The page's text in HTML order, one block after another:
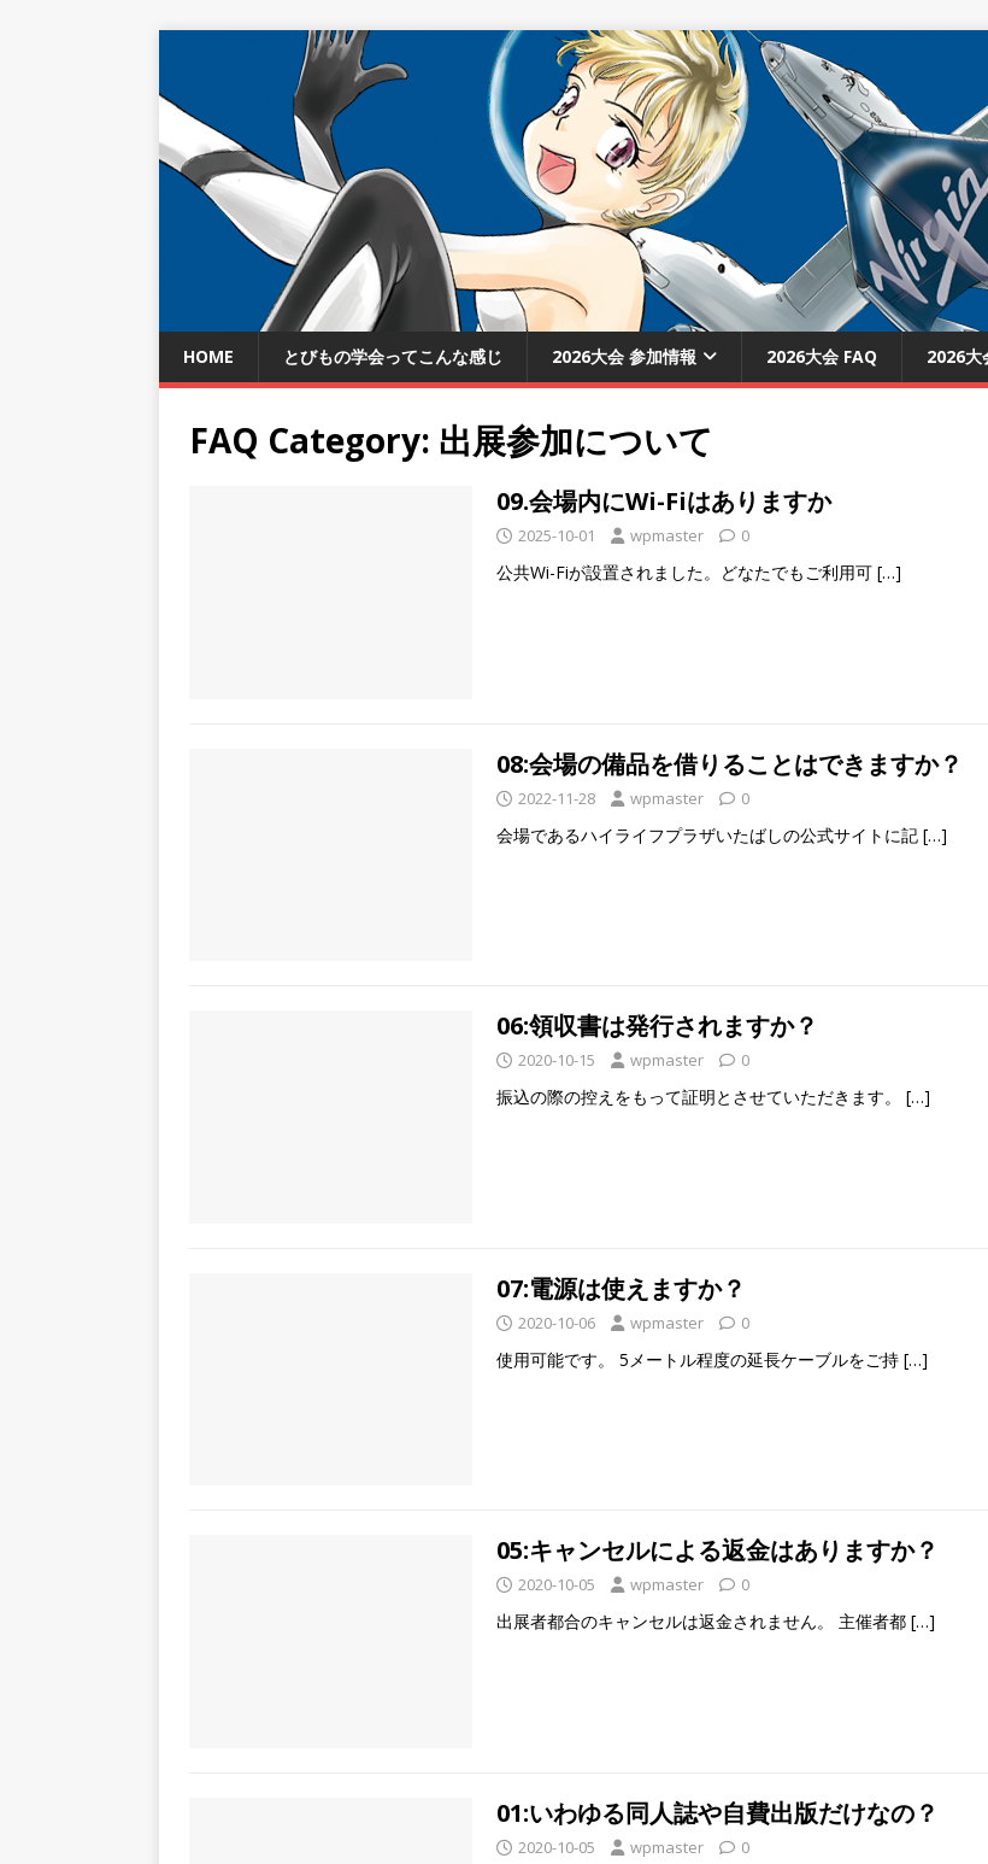
HOME とびもの学会ってこんな感じ 2026大会 参加情報 2026大会 FAQ 2026大
FAQ Category: 出展参加について
09.会場内にWi-Fiはありますか
2025-10-01 wpmaster 0
公共Wi-Fiが設置されました。どなたでもご利用可 […]
08:会場の備品を借りることはできますか？
2022-11-28 wpmaster 0
会場であるハイライフプラザいたばしの公式サイトに記 […]
06:領収書は発行されますか？
2020-10-15 wpmaster 0
振込の際の控えをもって証明とさせていただきます。 […]
07:電源は使えますか？
2020-10-06 wpmaster 0
使用可能です。 5メートル程度の延長ケーブルをご持 […]
05:キャンセルによる返金はありますか？
2020-10-05 wpmaster 0
出展者都合のキャンセルは返金されません。 主催者都 […]
01:いわゆる同人誌や自費出版だけなの？
2020-10-05 wpmaster 0